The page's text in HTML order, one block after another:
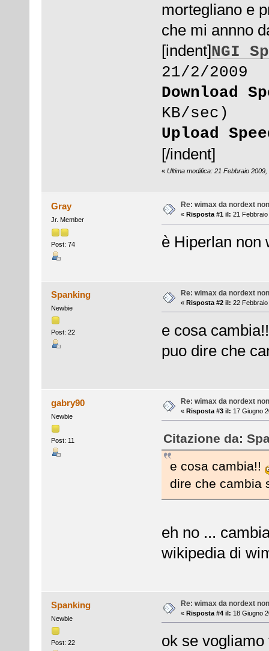
mortegliano e
che mi annno
[indent]NGI
21/2/2009
Download
KB/sec)
Upload
[/indent]
« Ultima modifica: 21 Febbraio
Gray
Jr. Member
Post: 74
Re: wimax da nordext
« Risposta #1 il: 21
è Hiperlan non
Spanking
Newbie
Post: 22
Re: wimax da nordext
« Risposta #2 il: 22
e cosa
puo dire che
gabry90
Newbie
Post: 11
Re: wimax da nordext
« Risposta #3 il: 17 Giugno
Citazione da:
e cosa cambia!!
dire che cambia
eh no ...
wikipedia di
Spanking
Newbie
Post: 22
Re: wimax da nordext
« Risposta #4 il: 18 Giugno
ok se